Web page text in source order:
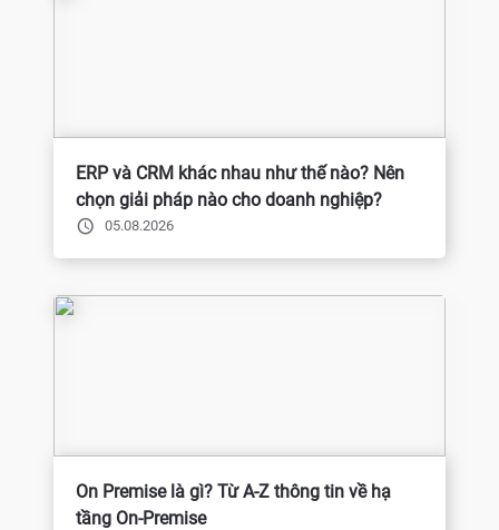
ERP và CRM khác nhau như thế nào? Nên
chọn giải pháp nào cho doanh nghiệp?
05.08.2026
On Premise là gì? Từ A-Z thông tin về hạ
tầng On-Premise